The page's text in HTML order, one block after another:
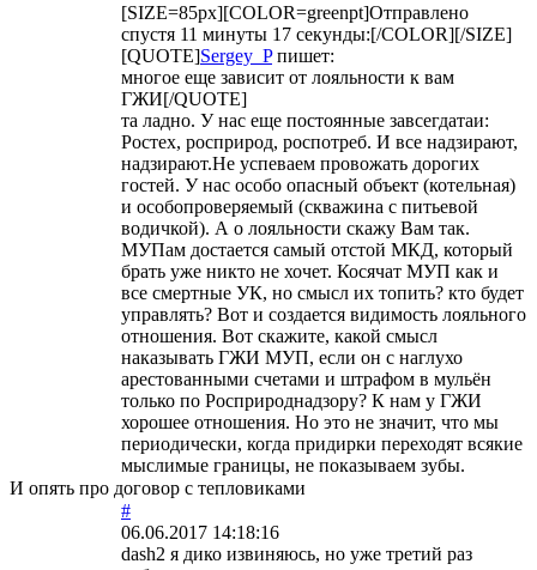
[SIZE=85px][COLOR=greenpt]Отправлено
спустя 11 минуты 17 секунды:[/COLOR][/SIZE]
[QUOTE]Sergey_Pпишет:
многое еще зависит от лояльности к вам
ГЖИ[/QUOTE]
та ладно. У нас еще постоянные завсегдатаи:
Ростех, росприрод, роспотреб. И все надзирают,
надзирают.Не успеваем провожать дорогих
гостей. У нас особо опасный объект (котельная)
и особопроверяемый (скважина с питьевой
водичкой). А о лояльности скажу Вам так.
МУПам достается самый отстой МКД, который
брать уже никто не хочет. Косячат МУП как и
все смертные УК, но смысл их топить? кто будет
управлять? Вот и создается видимость лояльного
отношения. Вот скажите, какой смысл
наказывать ГЖИ МУП, если он с наглухо
арестованными счетами и штрафом в мульён
только по Росприроднадзору? К нам у ГЖИ
хорошее отношения. Но это не значит, что мы
периодически, когда придирки переходят всякие
мыслимые границы, не показываем зубы.
И опять про договор с тепловиками
#
06.06.2017 14:18:16
dash2 я дико извиняюсь, но уже третий раз